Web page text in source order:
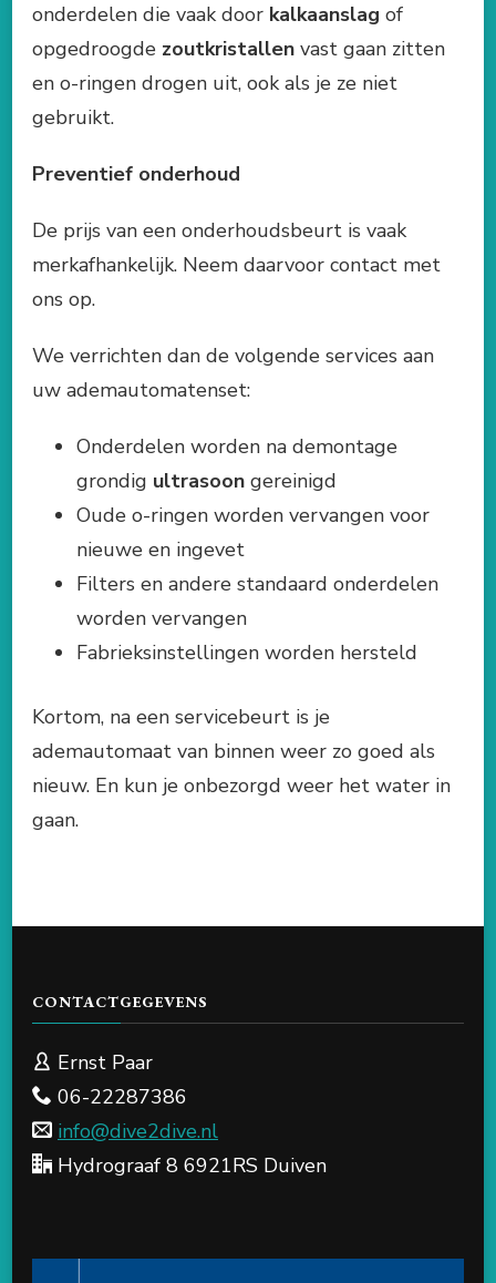
onderdelen die vaak door kalkaanslag of
opgedroogde zoutkristallen vast gaan zitten
en o-ringen drogen uit, ook als je ze niet
gebruikt.
Preventief onderhoud
De prijs van een onderhoudsbeurt is vaak
merkafhankelijk. Neem daarvoor contact met
ons op.
We verrichten dan de volgende services aan
uw ademautomatenset:
Onderdelen worden na demontage
grondig ultrasoon gereinigd
Oude o-ringen worden vervangen voor
nieuwe en ingevet
Filters en andere standaard onderdelen
worden vervangen
Fabrieksinstellingen worden hersteld
Kortom, na een servicebeurt is je
ademautomaat van binnen weer zo goed als
nieuw. En kun je onbezorgd weer het water in
gaan.
CONTACTGEGEVENS
Ernst Paar
06-22287386
info@dive2dive.nl
Hydrograaf 8 6921RS Duiven